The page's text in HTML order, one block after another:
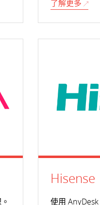
了解更多
Hisense
使用